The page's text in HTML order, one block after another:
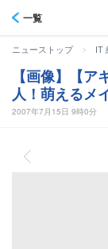
一覧
ニューストップ > IT
【画像】【
人！萌えるメ
2007年7月15日 9時0分